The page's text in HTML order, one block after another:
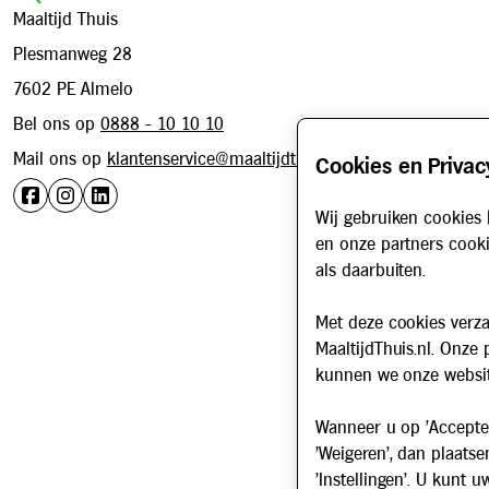
Maaltijd Thuis
Plesmanweg 28
7602 PE Almelo
Bel ons op 0888 - 10 10 10
Mail ons op klantenservice@maaltijdthuis.nlCookies en
Wij gebruiken cookies
en onze partners
als daarbuiten.
Met deze cookies
MaaltijdThuis.nl.
kunnen we onze
Wanneer u op
'Weigeren', dan
'Instellingen'. U kunt